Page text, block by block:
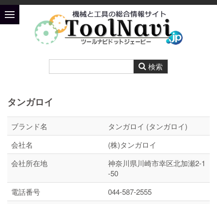
タンガロイ
ブランド名
タンガロイ (タンガロイ)
会社名
(株)タンガロイ
会社所在地
神奈川県川崎市幸区北加瀬2-1
-50
電話番号
044-587-2555